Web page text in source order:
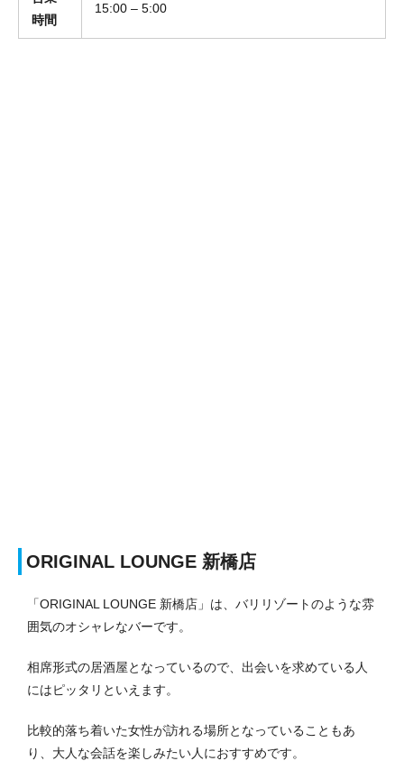
時間
15:00 – 5:00
ORIGINAL LOUNGE 新橋店
「ORIGINAL LOUNGE 新橋店」は、バリリゾートのような雰
囲気のオシャレなバーです。
相席形式の居酒屋となっているので、出会いを求めている人
にはピッタリといえます。
比較的落ち着いた女性が訪れる場所となっていることもあ
り、大人な会話を楽しみたい人におすすめです。